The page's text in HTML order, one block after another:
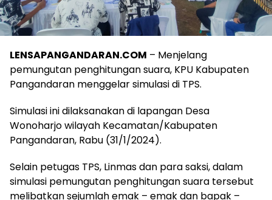
LENSAPANGANDARAN.COM – Menjelang
pemungutan penghitungan suara, KPU Kabupaten
Pangandaran menggelar simulasi di TPS.
Simulasi ini dilaksanakan di lapangan Desa
Wonoharjo wilayah Kecamatan/Kabupaten
Pangandaran, Rabu (31/1/2024).
Selain petugas TPS, Linmas dan para saksi, dalam
simulasi pemungutan penghitungan suara tersebut
melibatkan sejumlah emak – emak dan bapak –